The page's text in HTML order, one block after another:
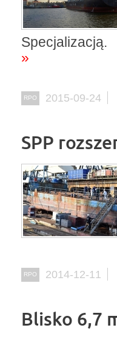
Specjalizacją.
»
RPO 2015-09-24
SPP
RPO 2014-12-11
Blisko 6,7